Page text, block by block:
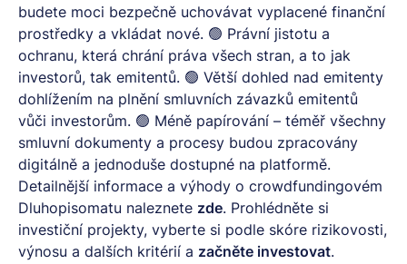
budete moci bezpečně uchovávat vyplacené finanční
prostředky a vkládat nové. 🟢 Právní jistotu a
ochranu, která chrání práva všech stran, a to jak
investorů, tak emitentů. 🟢 Větší dohled nad emitenty
dohlížením na plnění smluvních závazků emitentů
vůči investorům. 🟢 Méně papírování – téměř všechny
smluvní dokumenty a procesy budou zpracovány
digitálně a jednoduše dostupné na platformě.
Detailnější informace a výhody o crowdfundingovém
Dluhopisomatu naleznete zde. Prohlédněte si
investiční projekty, vyberte si podle skóre rizikovosti,
výnosu a dalších kritérií a začněte investovat.